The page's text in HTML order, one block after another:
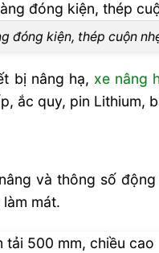
đóng kiện, thép cuộn
bị nâng hạ, xe nâng
ắc quy, pin Lithium,
và thông số
mát.